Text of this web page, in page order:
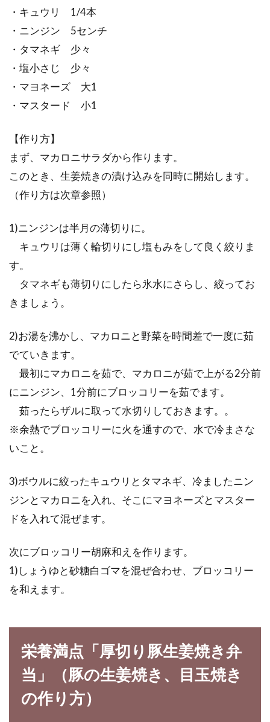
・キュウリ 1/4本
・ニンジン 5センチ
・タマネギ 少々
・塩小さじ 少々
・マヨネーズ 大1
・マスタード 小1
【作り方】
まず、マカロニサラダから作ります。
このとき、生姜焼きの漬け込みを同時に開始します。
（作り方は次章参照）
1)ニンジンは半月の薄切りに。
キュウリは薄く輪切りにし塩もみをして良く絞りま
す。
タマネギも薄切りにしたら氷水にさらし、絞ってお
きましょう。
2)お湯を沸かし、マカロニと野菜を時間差で一度に茹
でていきます。
最初にマカロニを茹で、マカロニが茹で上がる2分前
にニンジン、1分前にブロッコリーを茹でます。
茹ったらザルに取って水切りしておきます。。
※余熱でブロッコリーに火を通すので、水で冷まさな
いこと。
3)ボウルに絞ったキュウリとタマネギ、冷ましたニン
ジンとマカロニを入れ、そこにマヨネーズとマスター
ドを入れて混ぜます。
次にブロッコリー胡麻和えを作ります。
1)しょうゆと砂糖白ゴマを混ぜ合わせ、ブロッコリー
を和えます。
栄養満点「厚切り豚生姜焼き弁
当」（豚の生姜焼き、目玉焼き
の作り方）